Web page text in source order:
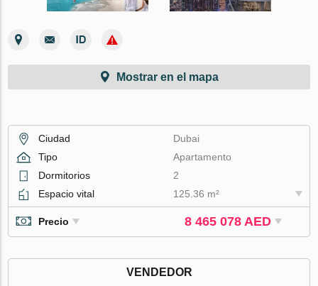
Mostrar en el mapa
Ciudad
Dubai
Tipo
Apartamento
Dormitorios
2
Espacio vital
125.36 m²
Precio 8 465 078 AED
VENDEDOR